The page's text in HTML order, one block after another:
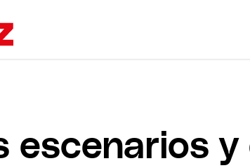
escenarios y